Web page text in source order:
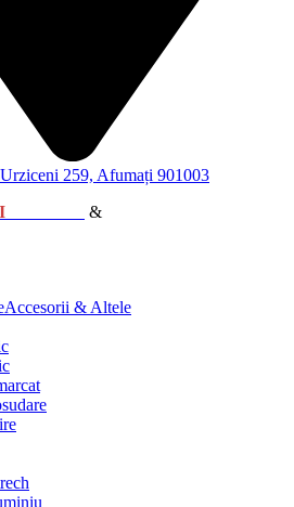
259, Afumați 901003
I &
Accesorii & Altele